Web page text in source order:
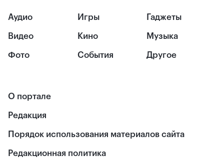
Аудио
Видео
Фото
Игры
Кино
События
Гаджеты
Музыка
Другое
О портале
Редакция
Порядок использования материалов сайта
Редакционная политика